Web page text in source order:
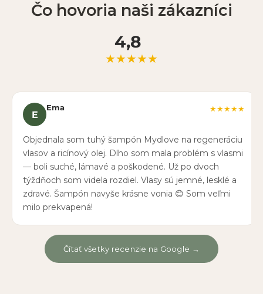
Čo hovoria naši zákazníci
4,8
★★★★★
E
Ema ★★★★★
Objednala som tuhý šampón Mydlove na regeneráciu
vlasov a ricínový olej. Dlho som mala problém s vlasmi
— boli suché, lámavé a poškodené. Už po dvoch
týždňoch som videla rozdiel. Vlasy sú jemné, lesklé a
zdravé. Šampón navyše krásne vonia 😊 Som veľmi
milo prekvapená!
Čítať všetky recenzie na Google →